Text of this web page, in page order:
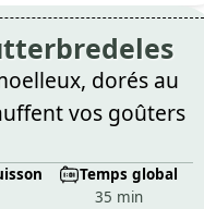
dorés au
vos goûters
Temps global
35 min